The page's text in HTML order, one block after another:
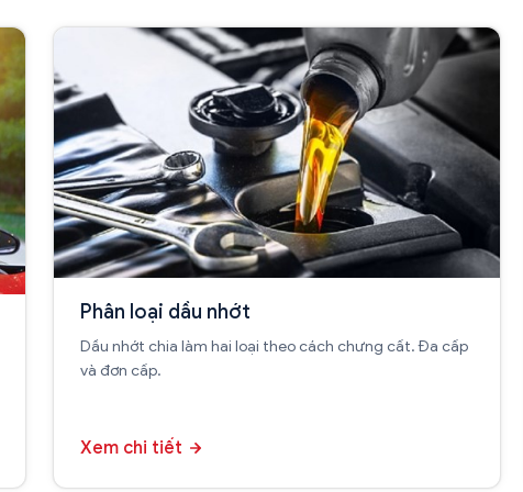
Phân loại dầu nhớt
Dầu nhớt chia làm hai loại theo cách chưng cất. Đa cấp
và đơn cấp.
Xem chi tiết